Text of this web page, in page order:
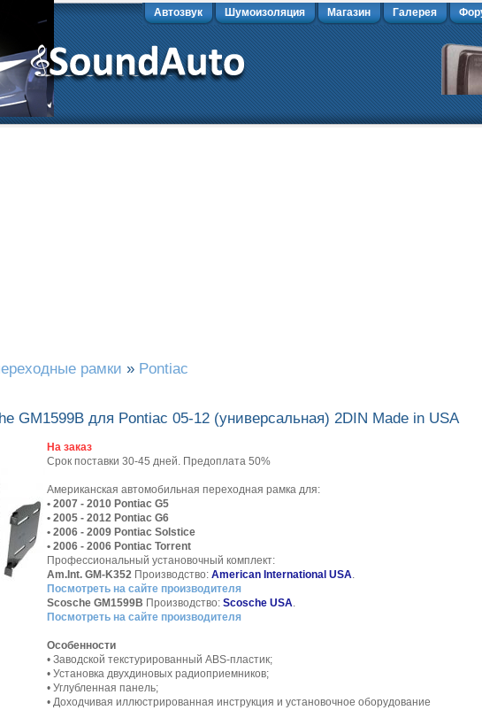
Автозвук Шумоизоляция Магазин Галерея
рамки » Pontiac
GM1599B для Pontiac 05-12 (универсальная) 2DIN Made in USA
На заказ
Срок поставки 30-45 дней. Предоплата 50%
Американская автомобильная переходная рамка для:
• 2007 - 2010 Pontiac G5
• 2005 - 2012 Pontiac G6
• 2006 - 2009 Pontiac Solstice
• 2006 - 2006 Pontiac Torrent
Профессиональный установочный комплект:
Am.Int. GM-K352 Производство: American International USA.
Посмотреть на сайте производителя
Scosche GM1599B Производство: Scosche USA.
Посмотреть на сайте производителя
Особенности
• Заводской текстурированный ABS-пластик;
• Установка двухдиновых радиоприемников;
• Углубленная панель;
• Доходчивая иллюстрированная инструкция и установочное оборудование